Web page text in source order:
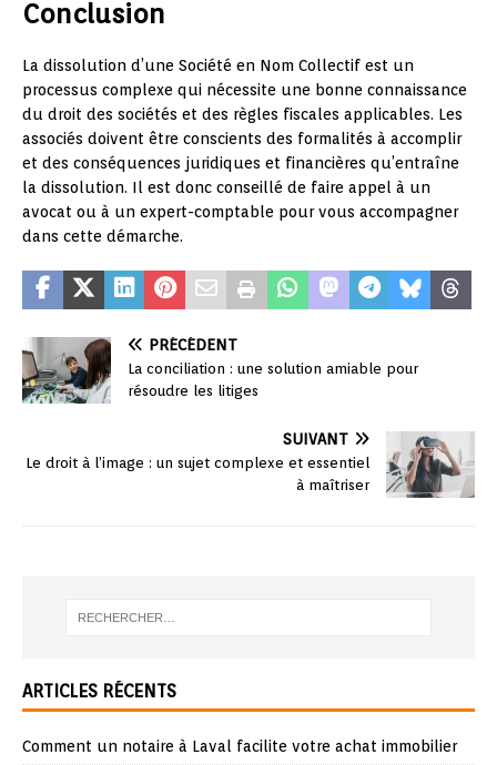
Conclusion
La dissolution d’une Société en Nom Collectif est un
processus complexe qui nécessite une bonne connaissance
du droit des sociétés et des règles fiscales applicables. Les
associés doivent être conscients des formalités à accomplir
et des conséquences juridiques et financières qu’entraîne
la dissolution. Il est donc conseillé de faire appel à un
avocat ou à un expert-comptable pour vous accompagner
dans cette démarche.
PRÉCÉDENT
La conciliation : une solution amiable pour
résoudre les litiges
SUIVANT
Le droit à l’image : un sujet complexe et essentiel
à maîtriser
ARTICLES RÉCENTS
Comment un notaire à Laval facilite votre achat immobilier